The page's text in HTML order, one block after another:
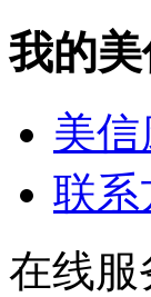
我的
美
联系
在线服